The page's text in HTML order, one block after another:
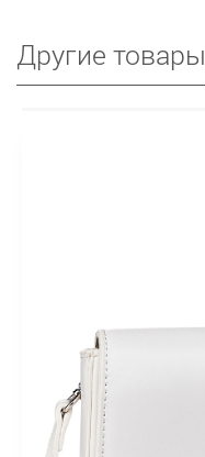
Другие товары